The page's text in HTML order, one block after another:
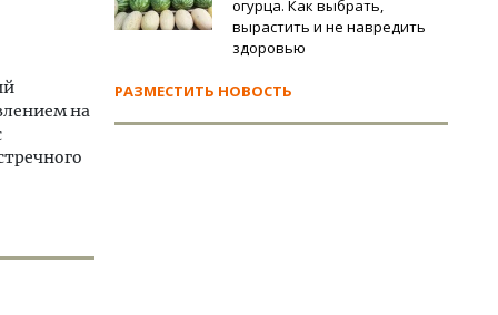
на
огурца. Как выбрать,
вырастить и не навредить
здоровью
РАЗМЕСТИТЬ НОВОСТЬ